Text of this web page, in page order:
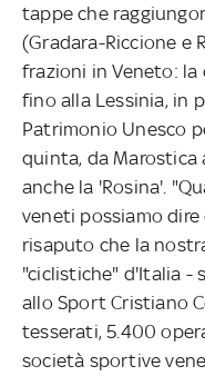
tappe che
(Gradara-Riccione e
frazioni in Veneto: la
fino alla Lessinia, in
Patrimonio Unesco
quinta, da Marostica
anche la 'Rosina'.
veneti possiamo
risaputo che la
"ciclistiche" d'Italia -
allo Sport Cristiano
tesserati, 5.400
società sportive